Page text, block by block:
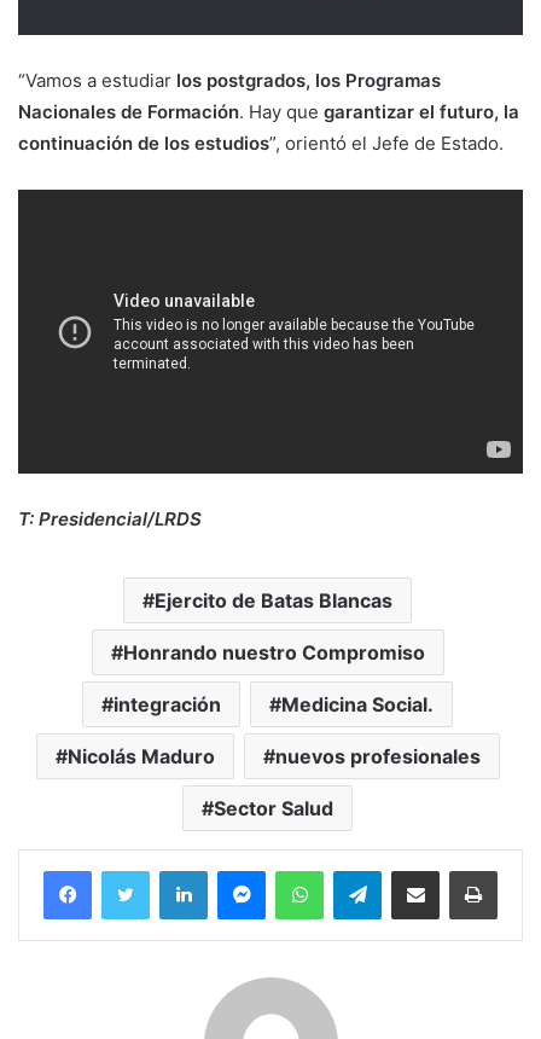
“Vamos a estudiar los postgrados, los Programas
Nacionales de Formación. Hay que garantizar el futuro, la
continuación de los estudios”, orientó el Jefe de Estado.
T: Presidencial/LRDS
Ejercito de Batas Blancas
Honrando nuestro Compromiso
integración Medicina Social.
Nicolás Maduro nuevos profesionales
Sector Salud
FacebookTwitter LinkedInMessengerWhatsAppTelegramCompartir por correo electrónico